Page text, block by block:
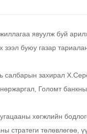
явуулж буй
буюу газар
салбарын захирал
Голомт
хөгжлийн
стратеги төлөвлөгөө,